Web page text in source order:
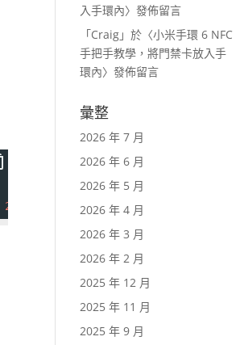
20
入手環內〉發佈留言
「Craig 」於〈小米手環 6 NFC
手把手教學，將門禁卡放入手
環內〉發佈留言
彙整
2026 年 7 月
2026 年 6 月
2026 年 5 月
2026 年 4 月
2026 年 3 月
2026 年 2 月
2025 年 12 月
2025 年 11 月
2025 年 9 月